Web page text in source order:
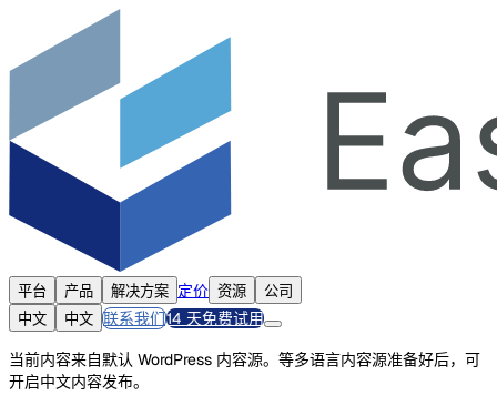
平台 产品 解决方案 定价 资源
公司
中文
中文 联系我们14 天免费试用
当前内容来自默认 WordPress 内容源。等多语言内容源准备好后，可
开启中文内容发布。